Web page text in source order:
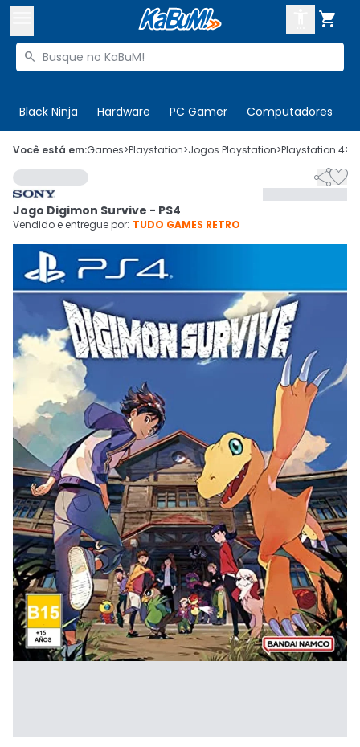

Buscar produtos

Black Ninja Hardware PC Gamer Computadores
 Olá. Acesse sua conta
 Departamentos
Cupons
Mais Vendidos
Ativar tradutor em libras
CADASTRE-SE
Você está em:Games>Playstation>Jogos Playstation>Playstation 4>

Jogo Digimon Survive - PS4
Vendido e entregue por: TUDO GAMES RETRO